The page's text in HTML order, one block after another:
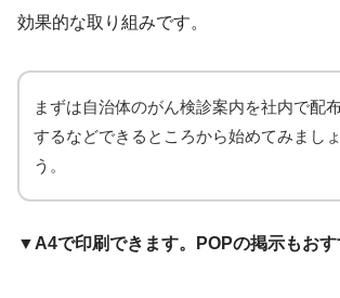
効果的な取り組みです。
まずは自治体のがん検診案内を社内で配
するなどできるところから始めてみましょ
う。
▼ A4で印刷できます。POPの掲示もおす